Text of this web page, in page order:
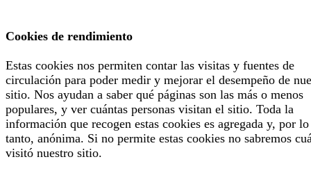
Cookies de rendimiento
Estas cookies nos permiten contar las visitas y fuentes de
circulación para poder medir y mejorar el desempeño de
sitio. Nos ayudan a saber qué páginas son las más o menos
populares, y ver cuántas personas visitan el sitio. Toda la
información que recogen estas cookies es agregada y, por lo
tanto, anónima. Si no permite estas cookies no sabremos
visitó nuestro sitio.